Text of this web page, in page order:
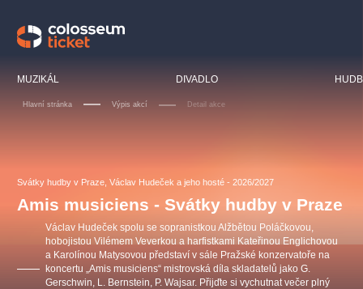
MUZIKÁL DIVADLO
Hlavní stránka Výpis akcí Detail akce
Svátky hudby v Praze, Václav Hudeček a jeho hosté - 2026/2027
Amis musiciens - Svátky hudby v Praze
Václav Hudeček spolu se sopranistkou Alžbětou Poláčkovou,
hobojistou Vilémem Veverkou a harfistkami Kateřinou Englichovou
a Karolínou Matysovou představí v sále Pražské konzervatoře na
koncertu „Amis musiciens“ mistrovská díla skladatelů jako G.
Gerschwin, L. Bernstein, P. Wajsar. Přijďte si vychutnat večer plný
OBYČEJNÁ HOLKA
Agentura 44, s.r.o.
Pink Panther Agency,
Kultura pod hvězdami
Ostatní hledají